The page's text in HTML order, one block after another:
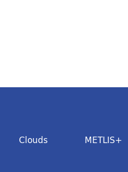
Clouds METLIS+